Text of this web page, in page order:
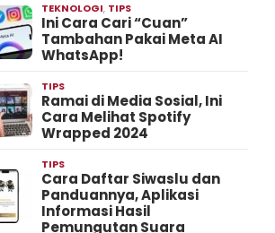
TEKNOLOGI, TIPS
Ini Cara Cari “Cuan”
Tambahan Pakai Meta AI
WhatsApp!
TIPS
Ramai di Media Sosial, Ini
Cara Melihat Spotify
Wrapped 2024
TIPS
Cara Daftar Siwaslu dan
Panduannya, Aplikasi
Informasi Hasil
Pemungutan Suara